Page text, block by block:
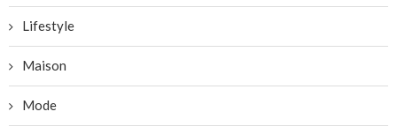
Lifestyle
Maison
Mode